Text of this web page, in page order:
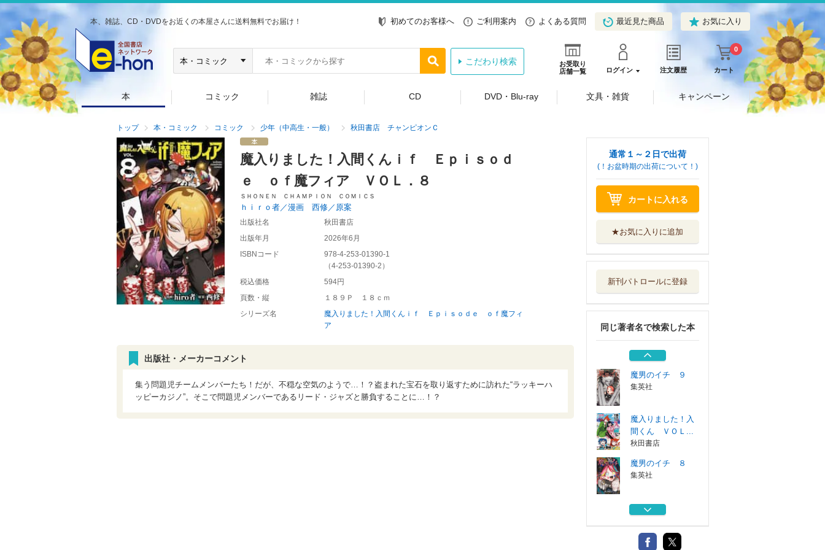
本、雑誌、CD・DVDをお近くの本屋さんに送料無料でお届け！ 初めてのお客様へ ご利用案内 よくある質問 最近見た商品 お気に入り
お受取り
店舗一覧
ログイン 注文履歴 カート
0
こだわり検索
本 コミック 雑誌 CD DVD・Blu-ray 文具・雑貨 キャンペーン
トップ 本・コミック コミック 少年（中高生・一般） 秋田書店 チャンピオンＣ
魔入りました！入間くんｉｆ Ｅｐｉｓｏｄ
ｅ ｏｆ魔フィア ＶＯＬ．８
ＳＨＯＮＥＮ ＣＨＡＭＰＩＯＮ ＣＯＭＩＣＳ
ｈｉｒｏ者／漫画 西修／原案
出版社名
秋田書店
出版年月
2026年6月
ISBNコード
978-4-253-01390-1
（4-253-01390-2 ）
税込価格
594円
頁数・縦
１８９Ｐ １８ｃｍ
シリーズ名
魔入りました！入間くんｉｆ Ｅｐｉｓｏｄｅ ｏｆ魔フィ
ア
出版社・メーカーコメント
集う問題児チームメンバーたち！だが、不穏な空気のようで…！？盗まれた宝石を取り返すために訪れた“ラッキーハ
ッピーカジノ”。そこで問題児メンバーであるリード・ジャズと勝負することに…！？
通常１～２日で出荷
(！お盆時期の出荷について！)
カートに入れる
★お気に入りに追加
新刊パトロールに登録
同じ著者名で検索した本
魔入りました！入
間くん ＶＯＬ...
魔男のイチ ８
トントンの相談飯
の夜明けぜよ ...
秋田書店
魔男のイチ ９
集英社
魔入りました！入
間くん ＶＯＬ...
秋田書店
魔男のイチ ８
集英社
トントンの相談飯
秋田書店